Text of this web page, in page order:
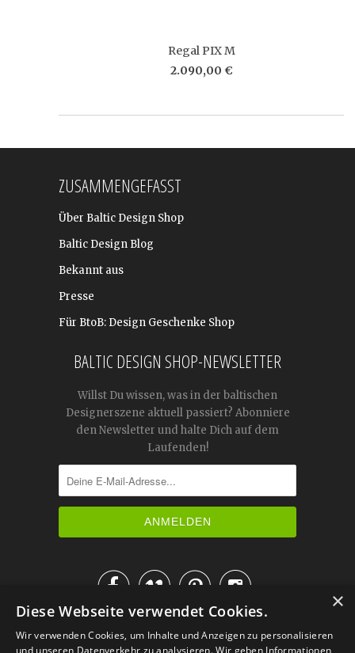
Regal PIX M
2.090,00 €
ZUSAMMENGEFASST
Über Baltic Design Shop
Baltic Design Blog
Bekannt aus
Presse
Für BtoB: Design Geschenke Shop
BALTIC DESIGN SHOP-NEWSLETTER
Willst Du wissen, was in der baltischen
Designerszene aktuell passiert? Abonniere
den Newsletter und halte Dich auf dem
Laufenden!

IM KATALOG BLÄTTERN
×
Diese Webseite verwendet Cookies.
Wir verwenden Cookies, um Inhalte und Anzeigen zu personalisieren
und unseren Datenverkehr zu analysieren. Wir geben Informationen